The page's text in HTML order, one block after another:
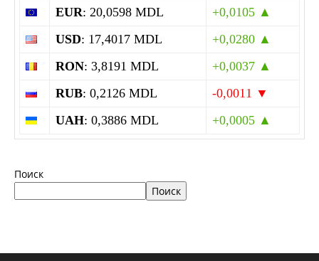
EUR: 20,0598 MDL
+0,0105 ▲
USD: 17,4017 MDL
+0,0280 ▲
RON: 3,8191 MDL
+0,0037 ▲
RUB: 0,2126 MDL
-0,0011 ▼
UAH: 0,3886 MDL +0,0005 ▲
Поиск
Поиск